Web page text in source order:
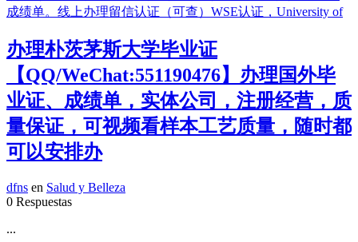
办理朴茨茅斯大学毕业证
【QQ/WeChat:551190476】办理国外毕
业证、成绩单，实体公司，注册经营，质
量保证，可视频看样本工艺质量，随时都
可以安排办
dfns en Salud y Belleza
0 Respuestas
...